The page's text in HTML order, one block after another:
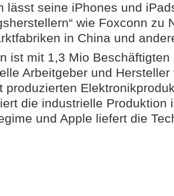
lässt seine iPhones und
wie Foxconn zu
in China und
ist mit 1,3 Mio
Arbeitgeber und
produzierten
die industrielle Produktion
und Apple liefert die